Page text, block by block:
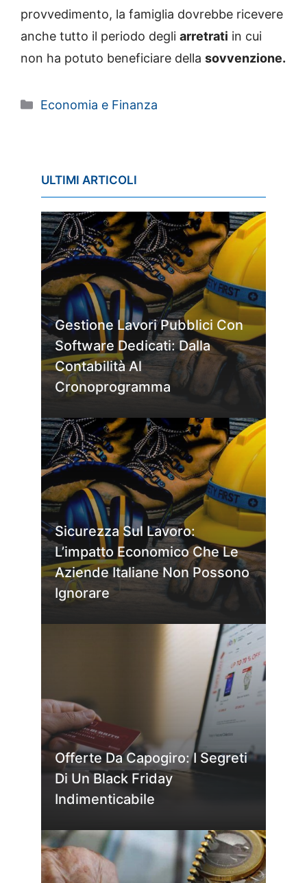
provvedimento, la famiglia dovrebbe ricevere
anche tutto il periodo degli arretrati in cui
non ha potuto beneficiare della sovvenzione.
Categorie
Economia e Finanza
ULTIMI ARTICOLI
Gestione Lavori Pubblici Con
Software Dedicati: Dalla
Contabilità Al
Cronoprogramma
Sicurezza Sul Lavoro:
L’impatto Economico Che Le
Aziende Italiane Non Possono
Ignorare
Offerte Da Capogiro: I Segreti
Di Un Black Friday
Indimenticabile